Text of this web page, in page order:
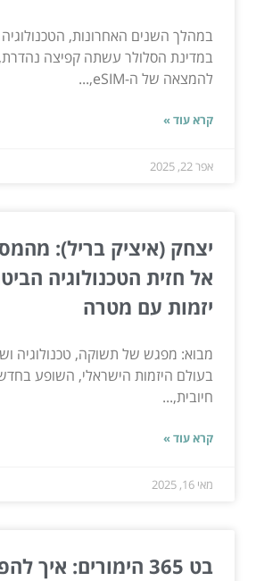
במהלך השנים האחרונות,
במדינת הסלולר עשתה קפיצה
להמצאה של ה-eSIM,...
קרא עוד »
אפר 22, 2025
יצחק (איציק בריל):
אל חזית הטכנולוגיה
יזמות עם מטרה
מבוא: מפגש של תשוקה, טכנולוגיה
בעולם היזמות הישראלי, השופע
חיובית,...
קרא עוד »
מאי 16, 2025
בט 365 הימורים: